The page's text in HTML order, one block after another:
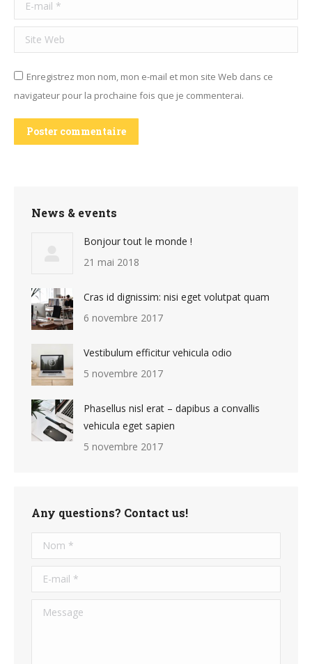
Site Web
Enregistrez mon nom, mon e-mail et mon site Web dans ce
navigateur pour la prochaine fois que je commenterai.
Poster commentaire
News & events
Bonjour tout le monde !
21 mai 2018
Cras id dignissim: nisi eget volutpat quam
6 novembre 2017
Vestibulum efficitur vehicula odio
5 novembre 2017
Phasellus nisl erat – dapibus a convallis
vehicula eget sapien
5 novembre 2017
Any questions? Contact us!
Nom *
E-mail *
Message